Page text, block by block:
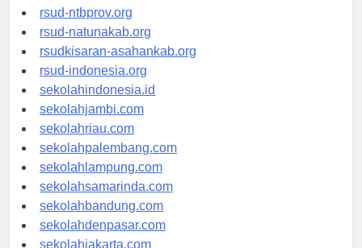
rsud-langsakota.org
rsud-ntbprov.org
rsud-natunakab.org
rsudkisaran-asahankab.org
rsud-indonesia.org
sekolahindonesia.id
sekolahjambi.com
sekolahriau.com
sekolahpalembang.com
sekolahlampung.com
sekolahsamarinda.com
sekolahbandung.com
sekolahdenpasar.com